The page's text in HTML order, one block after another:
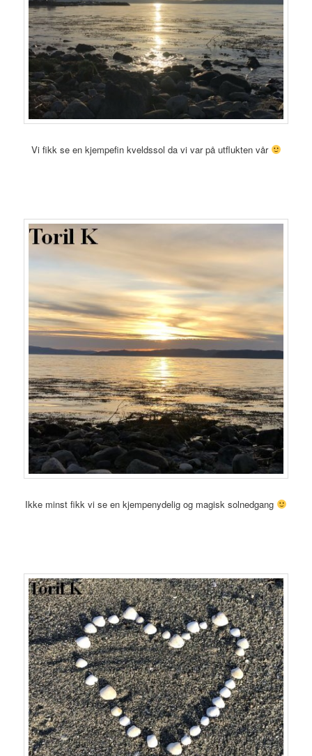
Vi fikk se en kjempefin kveldssol da vi var på utflukten vår
Ikke minst fikk vi se en kjempenydelig og magisk solnedgang